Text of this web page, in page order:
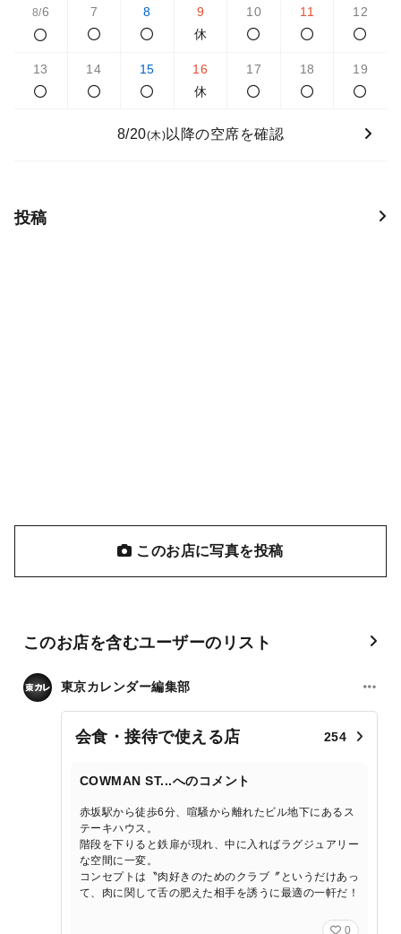
8/6 7 8
9
休
10 11 12
13 14 15
16
休
17 18 19
8/20(木) 以降の空席を確認
投稿
このお店に写真を投稿
このお店を含むユーザーのリスト
東京カレンダー編集部
会食・接待で使える店 254
COWMAN ST...へのコメント
赤坂駅から徒歩6分、喧騒から離れたビル地下にあるス
テーキハウス。
階段を下りると鉄扉が現れ、中に入ればラグジュアリー
な空間に一変。
コンセプトは〝肉好きのためのクラブ〞というだけあっ
て、肉に関して舌の肥えた相手を誘うに最適の一軒だ！
0